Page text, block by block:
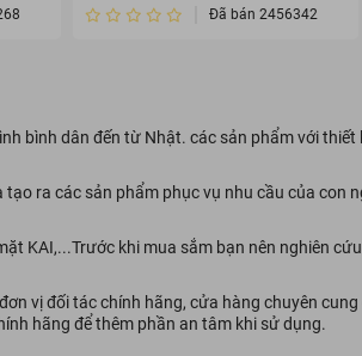
Đã bán 2456342
bình dân đến từ Nhật. các sản phẩm với thiết
ra các sản phẩm phục vụ nhu cầu của con
KAI,...Trước khi mua sắm bạn nên nghiên
vị đối tác chính hãng, cửa hàng chuyên
hãng để thêm phần an tâm khi sử dụng.